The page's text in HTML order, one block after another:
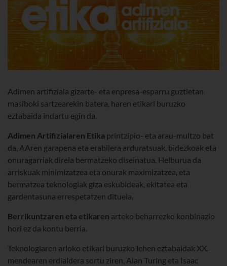
Adimen artifiziala gizarte- eta enpresa-esparru guztietan
masiboki sartzearekin batera, haren etikari buruzko
eztabaida indartu egin da.
Adimen Artifizialaren Etika printzipio- eta arau-multzo bat
da, AAren garapena eta erabilera arduratsuak, bidezkoak eta
onuragarriak direla bermatzeko diseinatua. Helburua da
arriskuak minimizatzea eta onurak maximizatzea, eta
bermatzea teknologiak giza eskubideak, ekitatea eta
gardentasuna errespetatzen dituela.
Berrikuntzaren eta etikaren arteko beharrezko konbinazio
hori ez da kontu berria.
Teknologiaren arloko etikari buruzko lehen eztabaidak XX.
mendearen erdialdera sortu ziren, Alan Turing eta Isaac